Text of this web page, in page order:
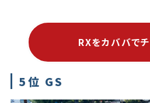
RXをカババでチ
5位 GS